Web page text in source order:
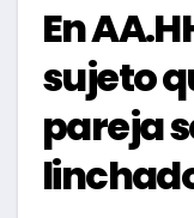
En
sujeto
pareja